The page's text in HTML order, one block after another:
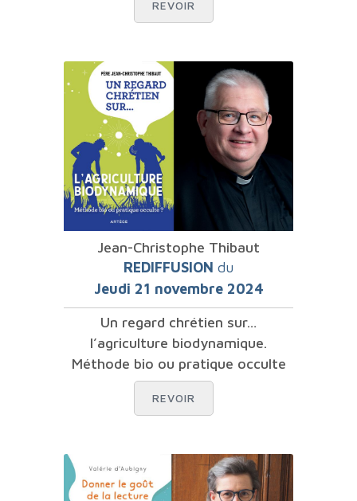
REVOIR
Jean-Christophe Thibaut
REDIFFUSION du
Jeudi 21 novembre 2024
Un regard chrétien sur…
l’agriculture biodynamique.
Méthode bio ou pratique occulte
REVOIR